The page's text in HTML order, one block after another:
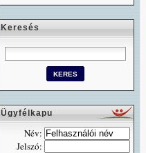
Keresés
Ügyfélkapu
Név:
Jelszó: